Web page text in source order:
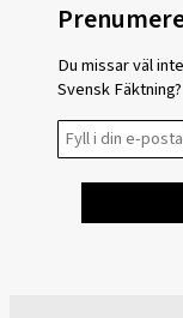
Du missar väl
Svensk Fäktning?